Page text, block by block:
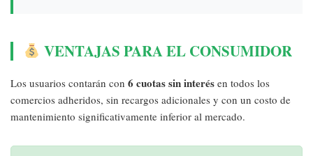
VENTAJAS PARA EL CONSUMIDOR
Los usuarios contarán con 6 cuotas sin interés en todos los
comercios adheridos, sin recargos adicionales y con un costo de
mantenimiento significativamente inferior al mercado.